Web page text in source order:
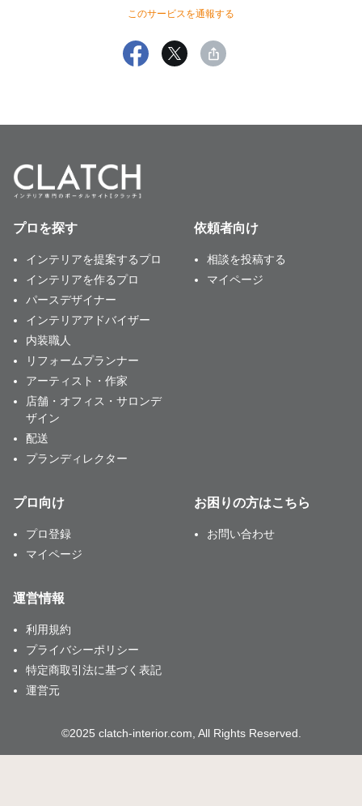
このサービスを通報する
プロを探す
インテリアを提案するプロ
インテリアを作るプロ
パースデザイナー
インテリアアドバイザー
内装職人
リフォームプランナー
アーティスト・作家
店舗・オフィス・サロンデ
ザイン
配送
プランディレクター
依頼者向け
相談を投稿する
マイページ
プロ向け
プロ登録
マイページ
お困りの方はこちら
お問い合わせ
運営情報
利用規約
プライバシーポリシー
特定商取引法に基づく表記
運営元
©2025 clatch-interior.com, All Rights Reserved.